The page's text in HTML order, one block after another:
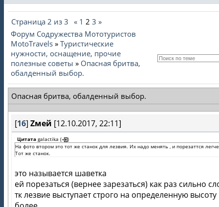
Страница 2 из 3 « 1 2 3 »
Форум Содружества Мототуристов
MotoTravels » Туристические
нужности, оснащение, прочие
полезные советы » Опасная бритва,
обалденный выбор.
Опасная бритва, обалденный выбор.
[16] Zмей [12.10.2017, 22:11]
Цитата galactika (
)
На фото втором это тот же станок для лезвия. Их надо менять , и порезаттся
Тот же станок.
это называется шаветка
ей порезаться (вернее зарезаться) как раз сильно
тк лезвие выступает строго на определенную